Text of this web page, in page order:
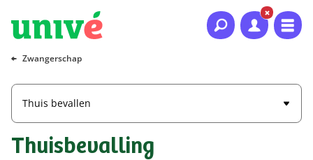
Naar hoofdinhoud
Naar hoofdnavigatie
Naar footer
Zwangerschap
Thuis bevallen
Thuisbevalling